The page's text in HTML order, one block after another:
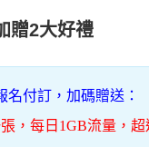
贈2大好禮
付訂，加碼贈送：
，每日1GB流量，